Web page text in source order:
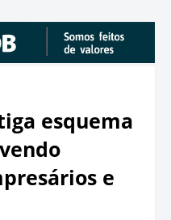
esquema
e